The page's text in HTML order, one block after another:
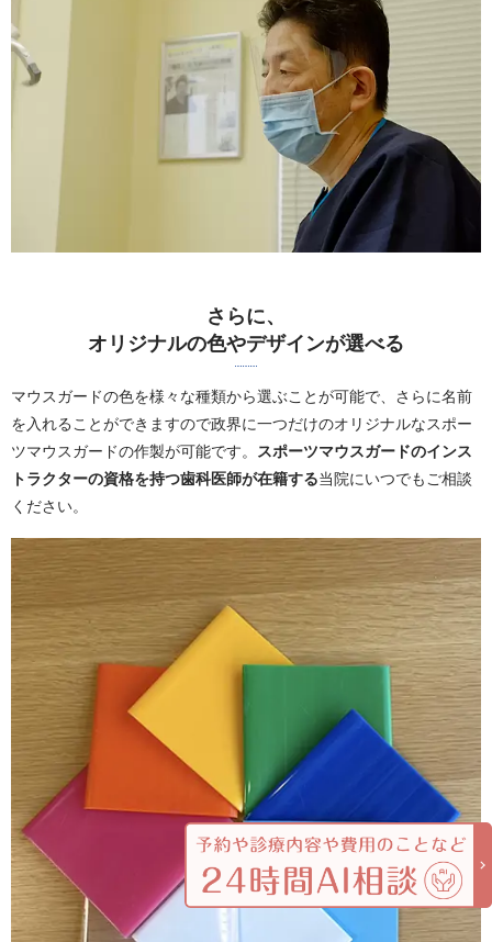
さらに、
オリジナルの色やデザインが選べる
マウスガードの色を様々な種類から選ぶことが可能で、さらに名前
を入れることができますので政界に一つだけのオリジナルなスポー
ツマウスガードの作製が可能です。
スポーツマウスガードのインス
トラクターの資格を持つ歯科医師が在籍する当院にいつでもご相談
ください。